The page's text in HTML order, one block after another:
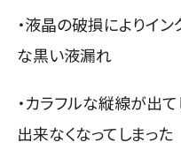
・液晶の破損によりイ
な黒い液漏れ
・カラフルな縦線が出
出来なくなってしまった